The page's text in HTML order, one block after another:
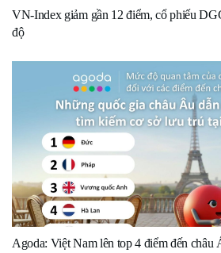
VN-Index giảm gần 12 điểm, cổ phiếu
độ
Agoda: Việt Nam lên top 4 điểm đến châu